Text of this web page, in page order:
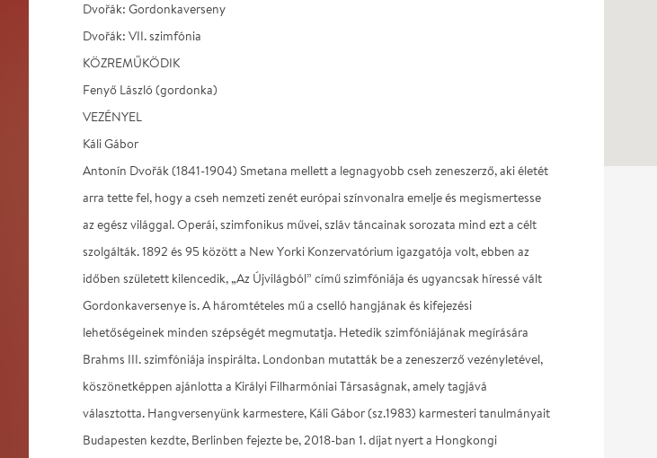
Dvořák: Gordonkaverseny
Dvořák: VII. szimfónia
KÖZREMŰKÖDIK
Fenyő László (gordonka)
VEZÉNYEL
Káli Gábor
Antonín Dvořák (1841-1904) Smetana mellett a legnagyobb cseh zeneszerző, aki életét
arra tette fel, hogy a cseh nemzeti zenét európai színvonalra emelje és megismertesse
az egész világgal. Operái, szimfonikus művei, szláv táncainak sorozata mind ezt a célt
szolgálták. 1892 és 95 között a New Yorki Konzervatórium igazgatója volt, ebben az
időben született kilencedik, „Az Újvilágból” című szimfóniája és ugyancsak híressé vált
Gordonkaversenye is. A háromtételes mű a cselló hangjának és kifejezési
lehetőségeinek minden szépségét megmutatja. Hetedik szimfóniájának megírására
Brahms III. szimfóniája inspirálta. Londonban mutatták be a zeneszerző vezényletével,
köszönetképpen ajánlotta a Királyi Filharmóniai Társaságnak, amely tagjává
választotta. Hangversenyünk karmestere, Káli Gábor (sz.1983) karmesteri tanulmányait
Budapesten kezdte, Berlinben fejezte be, 2018-ban 1. díjat nyert a Hongkongi